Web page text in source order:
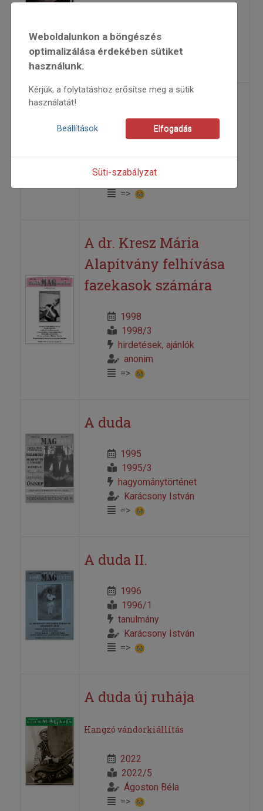
Kunkovács László
=>
2000
Andó Ilona
=>
A dr. Kresz Mária
Alapítvány felhívása
fazekasok számára
1998
1998/3
hirdetések, ajánlók
anonim
=>
A duda
1995
1995/3
hagyománytörténet
Karácsony István
=>
A duda II.
1996
1996/1
tanulmány
Karácsony István
=>
A duda új ruhája
Hangzó vándorkiállítás
2022
2022/5
Ágoston Béla
=>
Weboldalunkon a böngészés
optimalizálása érdekében sütiket
használunk.
Kérjük, a folytatáshoz erősítse meg a sütik
használatát!
Beállítások Elfogadás
Süti-szabályzat